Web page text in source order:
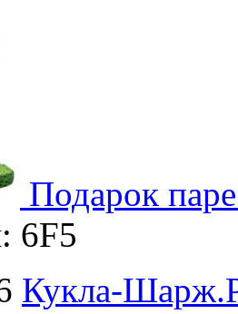
Подарок
6F5
Кукла-